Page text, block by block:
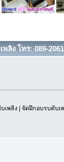
ง โทร: 089-
เพลิง | จัดฝึกอบรบดับเ